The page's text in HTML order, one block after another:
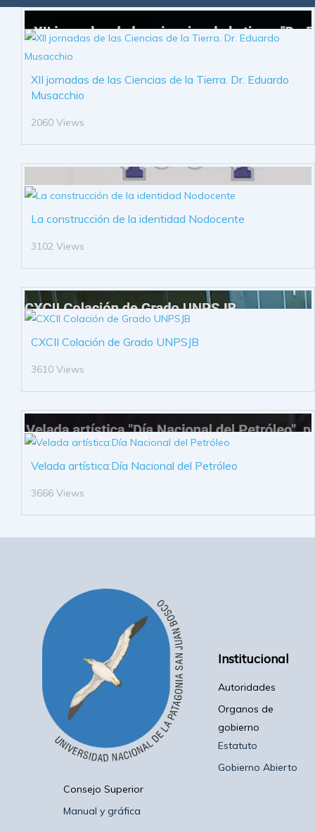
XII jornadas de las Ciencias de la Tierra. Dr. Eduardo
Musacchio
2060 Views
La construcción de la identidad Nodocente
3102 Views
CXCII Colación de Grado UNPSJB
3610 Views
Velada artística:Día Nacional del Petróleo
3666 Views
Institucional
Autoridades
Organos de
gobierno
Estatuto
Gobierno Abierto
Consejo Superior
Manual y gráfica